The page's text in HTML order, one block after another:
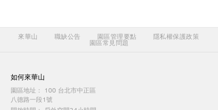
來華山 職缺公告 園區管理要點 隱私權保護政策
園區常見問題
如何來華山
園區地址：
100 台北市中正區
八德路一段1號